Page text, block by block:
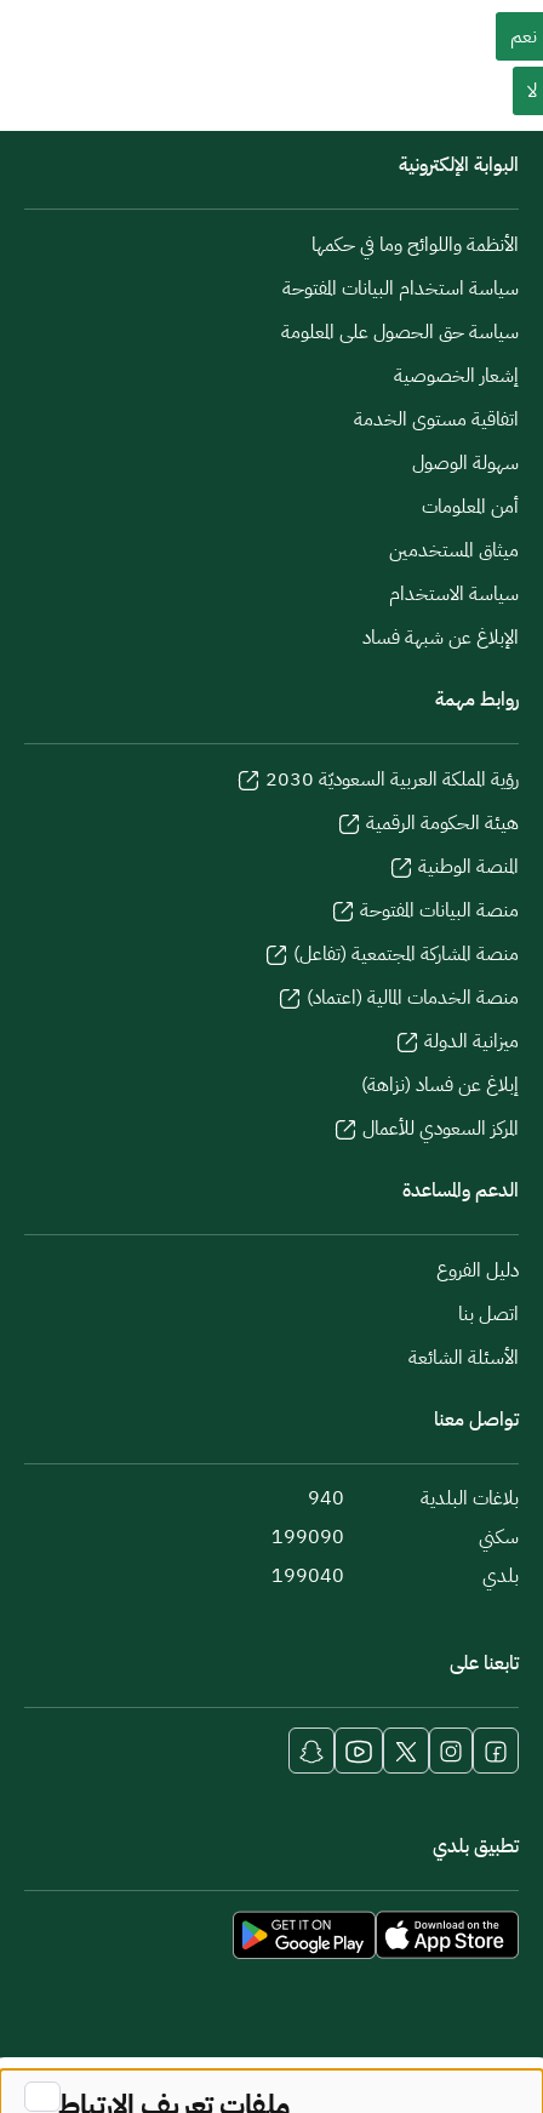
نعم
لا
البوابة الإلكترونية
الأنظمة واللوائح وما في حكمها
سياسة استخدام البيانات المفتوحة
سياسة حق الحصول على المعلومة
إشعار الخصوصية
اتفاقية مستوى الخدمة
سهولة الوصول
أمن المعلومات
ميثاق المستخدمين
سياسة الاستخدام
الإبلاغ عن شبهة فساد
روابط مهمة
رؤية المملكة العربية السعوديّة 2030
هيئة الحكومة الرقمية
المنصة الوطنية
منصة البيانات المفتوحة
منصة المشاركة المجتمعية (تفاعل)
منصة الخدمات المالية (اعتماد)
ميزانية الدولة
إبلاغ عن فساد (نزاهة)
المركز السعودي للأعمال
الدعم والمساعدة
دليل الفروع
اتصل بنا
الأسئلة الشائعة
تواصل معنا
بلاغات البلدية
940
سكني
199090
بلدي
199040
تابعنا على
تطبيق بلدي
خريطة الموقعشروط الاستخدام